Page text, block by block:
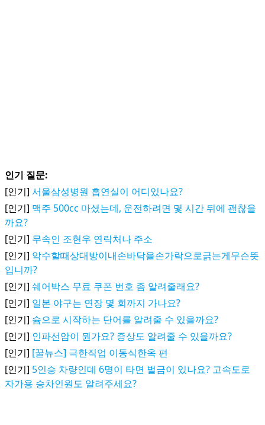
인기 질문:
[인기] 서울삼성병원 흡연실이 어디있나요?
[인기] 맥주 500cc 마셨는데, 운전하려면 몇 시간 뒤에 괜찮을
까요?
[인기] 무속인 조현우 연락처나 주소
[인기] 악수할때상대방이내손바닥을손가락으로긁는게무슨뜻
입니까?
[인기] 쉐어박스 무료 쿠폰 번호 좀 알려줄래요?
[인기] 일본 야구는 연장 몇 회까지 가나요?
[인기] 슘으로 시작하는 단어를 알려줄 수 있을까요?
[인기] 인파선암이 뭔가요? 증상도 알려줄 수 있을까요?
[인기] [꿀뉴스] 극한직업 이동식한옥 편
[인기] 5인승 차량인데 6명이 타면 벌금이 있나요? 고속도로
자가용 승차인원도 알려주세요?